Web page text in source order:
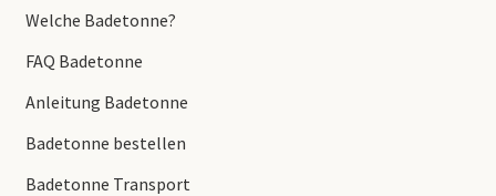
Welche Badetonne?
FAQ Badetonne
Anleitung Badetonne
Badetonne bestellen
Badetonne Transport